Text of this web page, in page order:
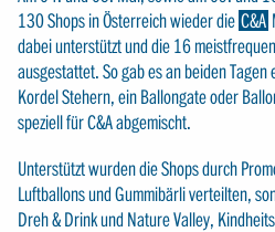
130 Shops in Österreich wieder die C&A
dabei unterstützt und die 16
ausgestattet. So gab es an beiden
Kordel Stehern, ein Ballongate oder
speziell für C&A abgemischt.
Unterstützt wurden die Shops durch
Luftballons und Gummibärli verteilten,
Dreh & Drink und Nature Valley,